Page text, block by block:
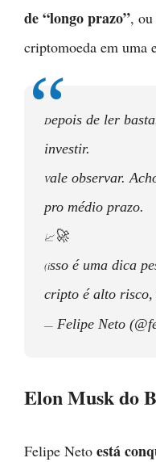
de “longo prazo”,
criptomoeda em uma
Depois de ler
investir.
Vale observar.
pro médio prazo.
📈🚀
(isso é uma dica
cripto é alto risco,
— Felipe Neto
Elon Musk do
Felipe Neto está